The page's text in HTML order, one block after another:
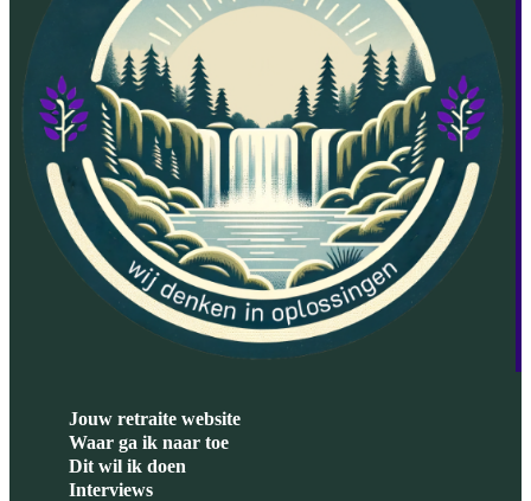
Jouw retraite website
Waar ga ik naar toe
Dit wil ik doen
Interviews